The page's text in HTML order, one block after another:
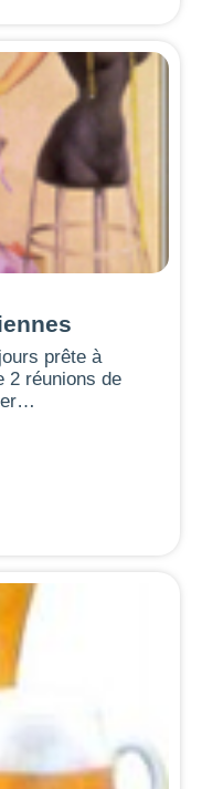
prête à
2 réunions de